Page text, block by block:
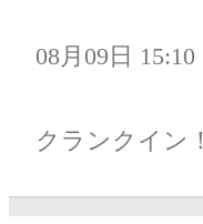
08月09日 15:10
クランクイン！